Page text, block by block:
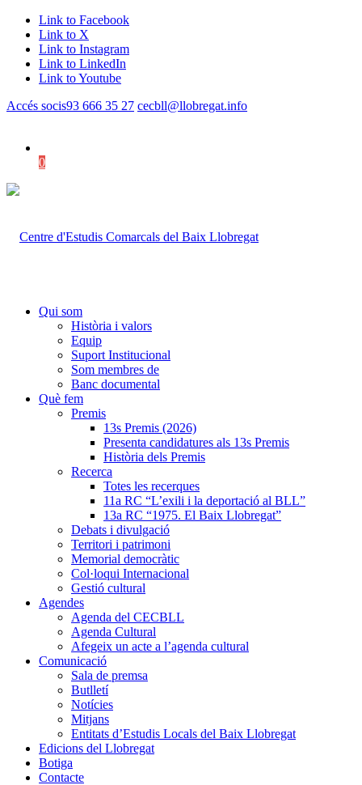
Link to Facebook
Link to X
Link to Instagram
Link to LinkedIn
Link to Youtube
Accés socis93 666 35 27 cecbll@llobregat.info
0
Qui som
Història i valors
Equip
Suport Institucional
Som membres de
Banc documental
Què fem
Premis
13s Premis (2026)
Presenta candidatures als 13s Premis
Història dels Premis
Recerca
Totes les recerques
11a RC “L’exili i la deportació al BLL”
13a RC “1975. El Baix Llobregat”
Debats i divulgació
Territori i patrimoni
Memorial democràtic
Col·loqui Internacional
Gestió cultural
Agendes
Agenda del CECBLL
Agenda Cultural
Afegeix un acte a l’agenda cultural
Comunicació
Sala de premsa
Butlletí
Notícies
Mitjans
Entitats d’Estudis Locals del Baix Llobregat
Edicions del Llobregat
Botiga
Contacte